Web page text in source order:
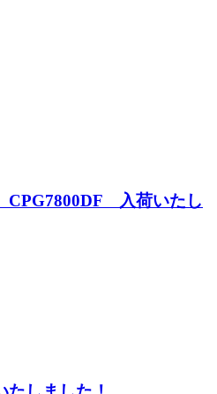
入荷いたし